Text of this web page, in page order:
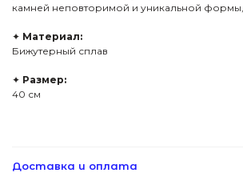
камней неповторимой и уникальной
✦ Материал:
Бижутерный сплав
✦ Размер:
40 см
Доставка и оплата